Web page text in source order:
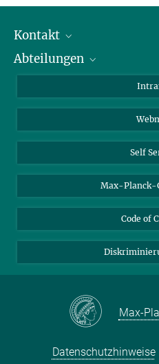
Kontakt
Mitarbeiterverzeichnis
Abteilungen
Biomolekulare Systeme
Kolloidchemie
Nachhaltige und Bio-
Self
Max-Planck-
Code of
Max-
Datenschutzhinweise